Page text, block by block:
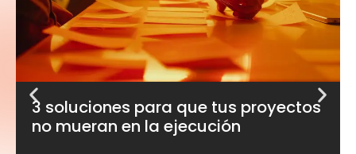
3 soluciones para que tus proyectos
no mueran en la ejecución